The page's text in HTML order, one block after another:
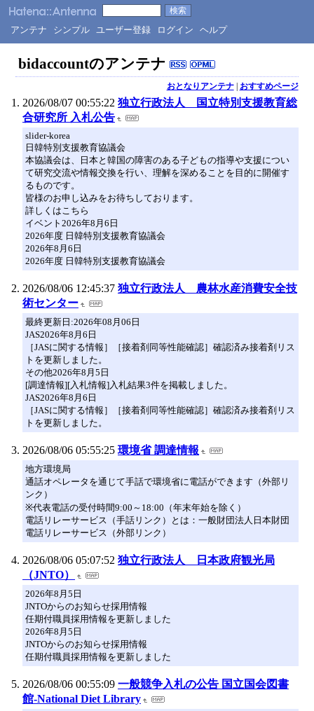
アンテナ シンプル ユーザー登録 ログイン ヘルプ
bidaccountのアンテナ
おとなりアンテナ| おすすめページ
2026/08/07 00:55:22 独立行政法人 国立特別支援教育総
合研究所 入札公告
slider-korea
日韓特別支援教育協議会
本協議会は、日本と韓国の障害のある子どもの指導や支援につい
て研究交流や情報交換を行い、理解を深めることを目的に開催す
るものです。
皆様のお申し込みをお待ちしております。
詳しくはこちら
イベント2026年8月6日
2026年度 日韓特別支援教育協議会
2026年8月6日
2026年度 日韓特別支援教育協議会
2026/08/06 12:45:37 独立行政法人 農林水産消費安全技
術センター
最終更新日:2026年08月06日
JAS2026年8月6日
［JASに関する情報］［接着剤同等性能確認］確認済み接着剤リス
トを更新しました。
その他2026年8月5日
[調達情報][入札情報]入札結果3件を掲載しました。
JAS2026年8月6日
［JASに関する情報］［接着剤同等性能確認］確認済み接着剤リス
トを更新しました。
2026/08/06 05:55:25 環境省 調達情報
地方環境局
通話オペレータを通じて手話で環境省に電話ができます（外部リ
ンク）
※代表電話の受付時間9:00～18:00（年末年始を除く）
電話リレーサービス（手話リンク）とは：一般財団法人日本財団
電話リレーサービス（外部リンク）
2026/08/06 05:07:52 独立行政法人 日本政府観光局
（JNTO）
2026年8月5日
JNTOからのお知らせ採用情報
任期付職員採用情報を更新しました
2026年8月5日
JNTOからのお知らせ採用情報
任期付職員採用情報を更新しました
2026/08/06 00:55:09 一般競争入札の公告 国立国会図書
館-National Diet Library